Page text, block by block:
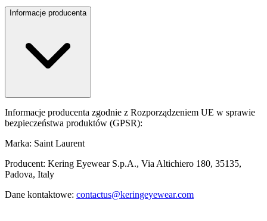
Informacje producenta
Informacje producenta zgodnie z Rozporządzeniem UE w sprawie
bezpieczeństwa produktów (GPSR):
Marka: Saint Laurent
Producent: Kering Eyewear S.p.A., Via Altichiero 180, 35135,
Padova, Italy
Dane kontaktowe: contactus@keringeyewear.com